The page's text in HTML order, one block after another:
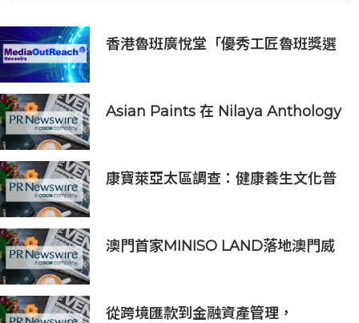
香港魯班廣悅堂「優秀工匠魯班獎選
Asian Paints 在 Nilaya Anthology
料及收藏級設計的藝術之旅
康寶萊亞太區調查：健康養生文化普
澳門首家MINISO LAND落地澳門威
從跨境匯款到金融資產管理，